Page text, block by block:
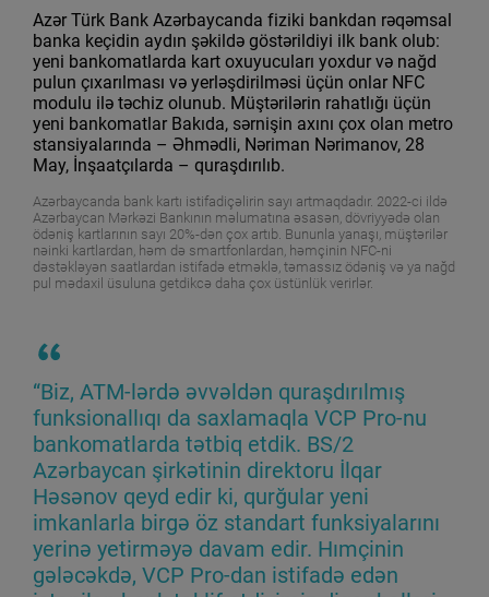
Azər Türk Bank Azərbaycanda fiziki bankdan rəqəmsal
banka keçidin aydın şəkildə göstərildiyi ilk bank olub:
yeni bankomatlarda kart oxuyucuları yoxdur və nağd
pulun çıxarılması və yerləşdirilməsi üçün onlar NFC
modulu ilə təchiz olunub. Müştərilərin rahatlığı üçün
yeni bankomatlar Bakıda, sərnişin axını çox olan metro
stansiyalarında – Əhmədli, Nəriman Nərimanov, 28
May, İnşaatçılarda – quraşdırılıb.
Azərbaycanda bank kartı istifadiçəlirin sayı artmaqdadır. 2022-ci ildə
Azərbaycan Mərkəzi Bankının məlumatına əsasən, dövriyyədə olan
ödəniş kartlarının sayı 20%-dən çox artıb. Bununla yanaşı, müştərilər
nəinki kartlardan, həm də smartfonlardan, həmçinin NFC-ni
dəstəkləyən saatlardan istifadə etməklə, təmassız ödəniş və ya nağd
pul mədaxil üsuluna getdikcə daha çox üstünlük verirlər.
“Biz, ATM-lərdə əvvəldən quraşdırılmış
funksionallıqı da saxlamaqla VCP Pro-nu
bankomatlarda tətbiq etdik. BS/2
Azərbaycan şirkətinin direktoru İlqar
Həsənov qeyd edir ki, qurğular yeni
imkanlarla birgə öz standart funksiyalarını
yerinə yetirməyə davam edir. Hımçinin
gələcəkdə, VCP Pro-dan istifadə edən